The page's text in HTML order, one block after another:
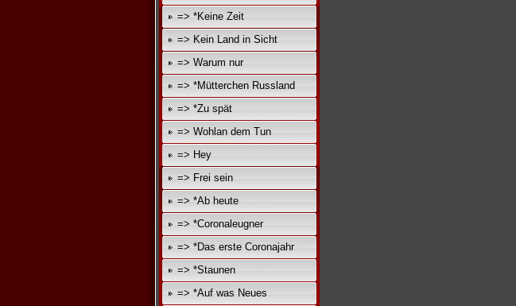
=> *Keine Zeit
=> Kein Land in Sicht
=> Warum nur
=> *Mütterchen Russland
=> *Zu spät
=> Wohlan dem Tun
=> Hey
=> Frei sein
=> *Ab heute
=> *Coronaleugner
=> *Das erste Coronajahr
=> *Staunen
=> *Auf was Neues